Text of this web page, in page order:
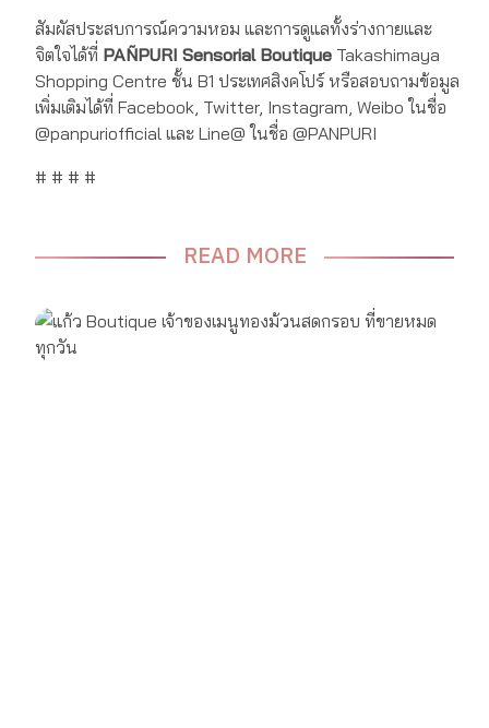
สัมผัสประสบการณ์ความหอม และการดูแลทั้งร่างกายและ
จิตใจได้ที่ PAÑPURI Sensorial Boutique Takashimaya
Shopping Centre ชั้น B1 ประเทศสิงคโปร์ หรือสอบถามข้อมูล
เพิ่มเติมได้ที่ Facebook, Twitter, Instagram, Weibo ในชื่อ
@panpuriofficial และ Line@ ในชื่อ @PANPURI
# # # #
READ MORE